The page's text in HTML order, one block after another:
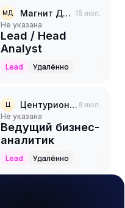
МД Магнит Доставка 15 июл.
Не указана
Lead / Head
Analyst
Lead Удалённо
Ц Центурион-Инновации 8 июл.
Не указана
Ведущий бизнес-
аналитик
Lead Удалённо